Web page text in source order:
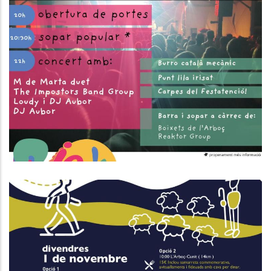
FESTA DELS 30 ANYS DE JOVE BAIX
PENEDÈS
Joventut
Nova Edició De La Carrerada De
Santa Coloma